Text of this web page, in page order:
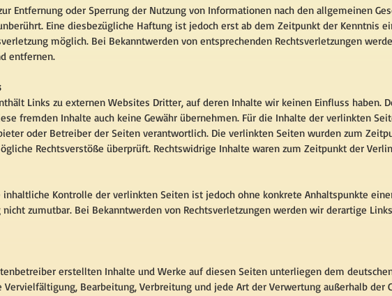
Entfernung oder Sperrung der Nutzung von Informationen nach den allgemeinen
Eine diesbezügliche Haftung ist jedoch erst ab dem Zeitpunkt der Kenntnis
möglich. Bei Bekanntwerden von entsprechenden Rechtsverletzungen
entfernen.
Links zu externen Websites Dritter, auf deren Inhalte wir keinen Einfluss haben.
fremden Inhalte auch keine Gewähr übernehmen. Für die Inhalte der verlinkten
oder Betreiber der Seiten verantwortlich. Die verlinkten Seiten wurden zum
Rechtsverstöße überprüft. Rechtswidrige Inhalte waren zum Zeitpunkt der
inhaltliche Kontrolle der verlinkten Seiten ist jedoch ohne konkrete Anhaltspunkte
nicht zumutbar. Bei Bekanntwerden von Rechtsverletzungen werden wir derartige
erstellten Inhalte und Werke auf diesen Seiten unterliegen dem
Vervielfältigung, Bearbeitung, Verbreitung und jede Art der Verwertung außerhalb der